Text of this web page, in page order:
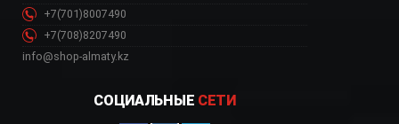
+7(701)8007490
+7(708)8207490
info@shop-almaty.kz
СОЦИАЛЬНЫЕ СЕТИ